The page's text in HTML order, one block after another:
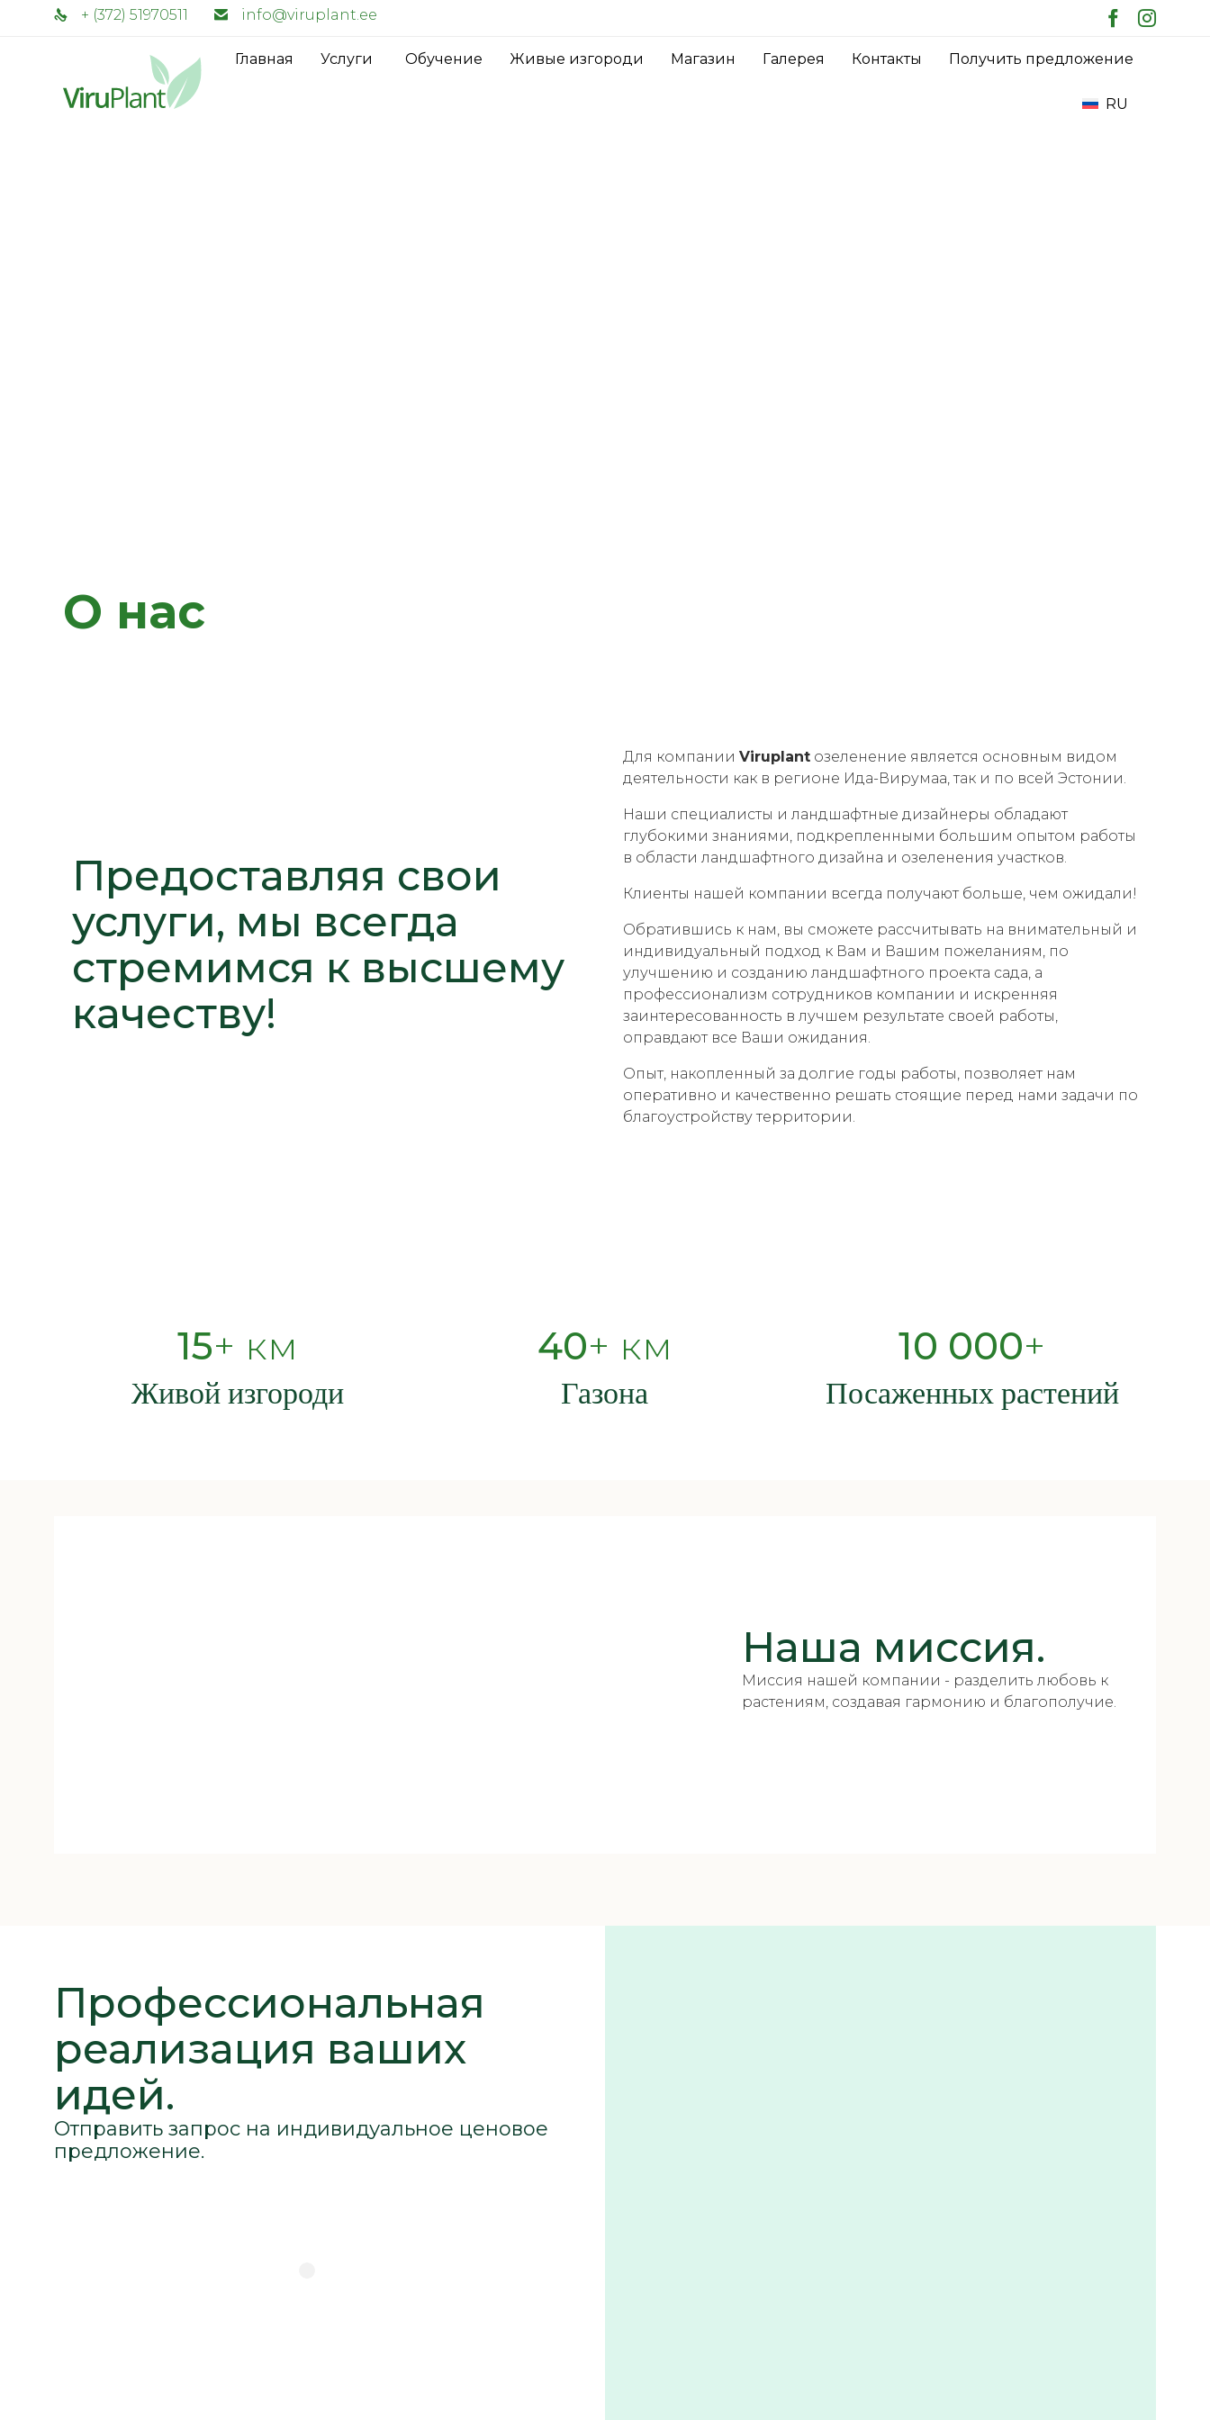
+ (372) 51970511
info@viruplant.ee
Главная Услуги Обучение Живые изгороди Магазин Галерея Контакты Получить предложение
RU
О нас
Предоставляя свои
услуги, мы всегда
стремимся к высшему
качеству!
Для компании Viruplant озеленение является основным видом
деятельности как в регионе Ида-Вирумаа, так и по всей Эстонии.
Наши специалисты и ландшафтные дизайнеры обладают
глубокими знаниями, подкрепленными большим опытом работы
в области ландшафтного дизайна и озеленения участков.
Клиенты нашей компании всегда получают больше, чем ожидали!
Обратившись к нам, вы сможете рассчитывать на внимательный и
индивидуальный подход к Вам и Вашим пожеланиям, по
улучшению и созданию ландшафтного проекта сада, а
профессионализм сотрудников компании и искренняя
заинтересованность в лучшем результате своей работы,
оправдают все Ваши ожидания.
Опыт, накопленный за долгие годы работы, позволяет нам
оперативно и качественно решать стоящие перед нами задачи по
благоустройству территории.
15+ км
Живой изгороди
40+ км
Газона
10 000+
Посаженных растений
Наша миссия.
Миссия нашей компании - разделить любовь к
растениям, создавая гармонию и благополучие.
Профессиональная
реализация ваших
идей.
Отправить запрос на индивидуальное ценовое
предложение.